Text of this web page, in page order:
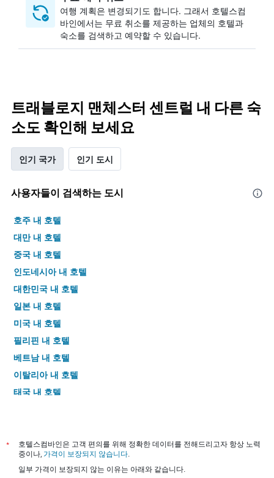
여행 계획은 변경되기도 합니다. ​그래서 호텔스컴
바인에서는 무료 취소를 제공하는 업체의 호텔과
숙소를 검색하고 예약할 수 있습니다.
트래블로지 맨체스터 센트럴 내 다른 숙
소도 확인해 보세요
인기 국가 인기 도시
사용자들이 검색하는 도시
호주 내 호텔
대만 내 호텔
중국 내 호텔
인도네시아 내 호텔
대한민국 내 호텔
일본 내 호텔
미국 내 호텔
필리핀 내 호텔
베트남 내 호텔
이탈리아 내 호텔
태국 내 호텔
*
호텔스컴바인은 고객 편의를 위해 정확한 데이터를 전해드리고자 항상 노력
중이나, 가격이 보장되지 않습니다.
일부 가격이 보장되지 않는 이유는 아래와 같습니다.